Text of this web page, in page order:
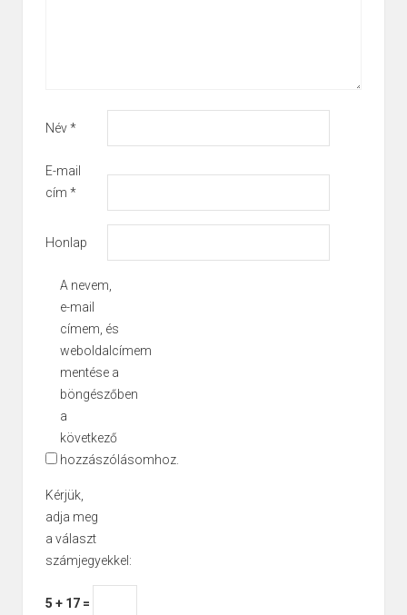
Név*
E-mail
cím *
Honlap
A nevem,
e-mail
címem, és
weboldalcímem
mentése a
böngészőben
a
következő
hozzászólásomhoz.
Kérjük,
adja meg
a választ
számjegyekkel:
5 + 17 =